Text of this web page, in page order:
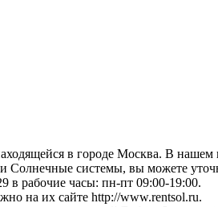
в городе Москва. В нашем
системы, вы можете
в рабочие часы: пн-пт 09:00-19:00.
на их сайте http://www.rentsol.ru.